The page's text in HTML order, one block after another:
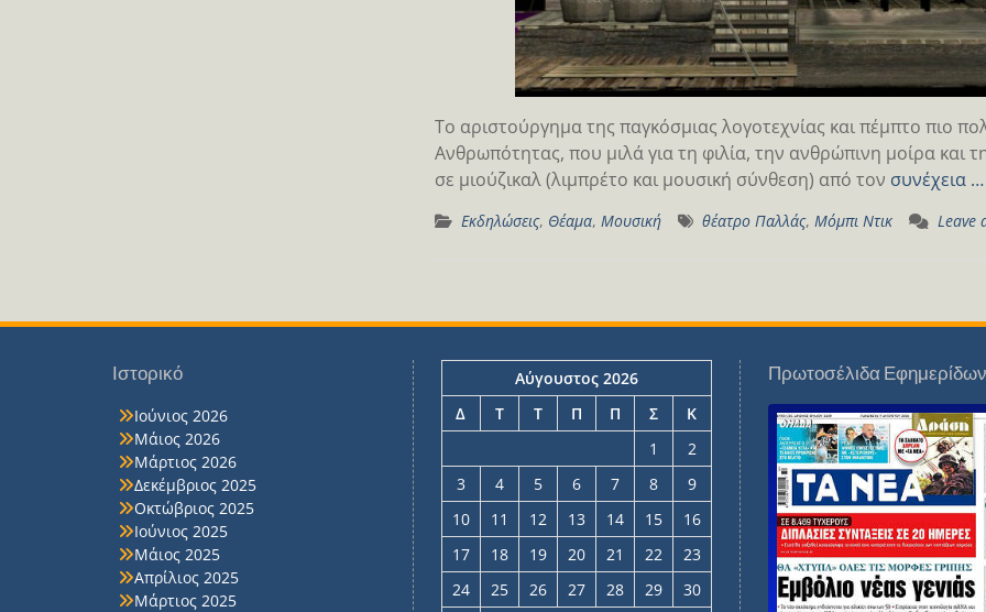
Το αριστούργημα της παγκόσμιας λογοτεχνίας και πέμπτο πιο
Ανθρωπότητας, που μιλά για τη φιλία, την ανθρώπινη μοίρα
σε μιούζικαλ (λιμπρέτο και μουσική σύνθεση) από τον συνέχεια …
Εκδηλώσεις, Θέαμα, Μουσική θέατρο Παλλάς, Μόμπι Ντικ Leave
Ιστορικό
Ιούνιος 2026
Μάιος 2026
Μάρτιος 2026
Δεκέμβριος 2025
Οκτώβριος 2025
Ιούνιος 2025
Μάιος 2025
Απρίλιος 2025
Μάρτιος 2025
Αύγουστος 2026
Δ
Τ Τ Π Π Σ
Κ
1
2
3
4 5 6 7 8
9
10
11 12 13 14 15
16
17
18 19 20 21 22
23
24
25 26 27 28 29
30
Πρωτοσέλιδα Εφημερίδων